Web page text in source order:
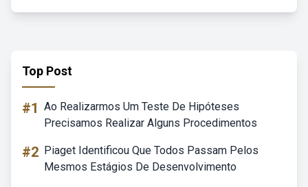
Top Post
#1 Ao Realizarmos Um Teste De Hipóteses
Precisamos Realizar Alguns Procedimentos
#2 Piaget Identificou Que Todos Passam Pelos
Mesmos Estágios De Desenvolvimento